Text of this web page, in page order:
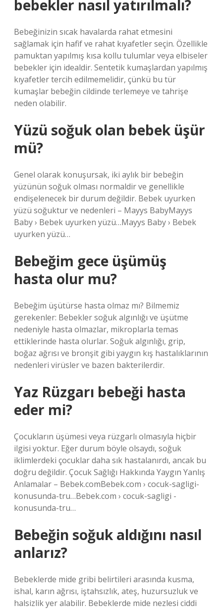
bebekler nasıl yatırılmalı?
Bebeğinizin sıcak havalarda rahat etmesini
sağlamak için hafif ve rahat kıyafetler seçin. Özellikle
pamuktan yapılmış kısa kollu tulumlar veya elbiseler
bebekler için idealdir. Sentetik kumaşlardan yapılmış
kıyafetler tercih edilmemelidir, çünkü bu tür
kumaşlar bebeğin cildinde terlemeye ve tahrişe
neden olabilir.
Yüzü soğuk olan bebek üşür
mü?
Genel olarak konuşursak, iki aylık bir bebeğin
yüzünün soğuk olması normaldir ve genellikle
endişelenecek bir durum değildir. Bebek uyurken
yüzü soğuktur ve nedenleri – Mayys BabyMayys
Baby › Bebek uyurken yüzü…Mayys Baby › Bebek
uyurken yüzü…
Bebeğim gece üşümüş
hasta olur mu?
Bebeğim üşütürse hasta olmaz mı? Bilmemiz
gerekenler: Bebekler soğuk algınlığı ve üşütme
nedeniyle hasta olmazlar, mikroplarla temas
ettiklerinde hasta olurlar. Soğuk algınlığı, grip,
boğaz ağrısı ve bronşit gibi yaygın kış hastalıklarının
nedenleri virüsler ve bazen bakterilerdir.
Yaz Rüzgarı bebeği hasta
eder mi?
Çocukların üşümesi veya rüzgarlı olmasıyla hiçbir
ilgisi yoktur. Eğer durum böyle olsaydı, soğuk
iklimlerdeki çocuklar daha sık hastalanırdı, ancak bu
doğru değildir. Çocuk Sağlığı Hakkında Yaygın Yanlış
Anlamalar – Bebek.comBebek.com › cocuk-sagligi-
konusunda-tru…Bebek.com › cocuk-sagligi -
konusunda-tru…
Bebeğin soğuk aldığını nasıl
anlarız?
Bebeklerde mide gribi belirtileri arasında kusma,
ishal, karın ağrısı, iştahsızlık, ateş, huzursuzluk ve
halsizlik yer alabilir. Bebeklerde mide nezlesi ciddi